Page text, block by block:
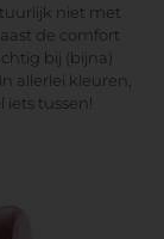
niet met
de comfort
bij (bijna)
allerlei kleuren,
iets tussen!